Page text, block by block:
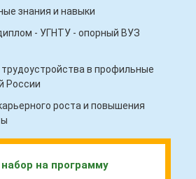
знания и навыки
- УГНТУ - опорный ВУЗ
в профильные
России
роста и повышения
на программу